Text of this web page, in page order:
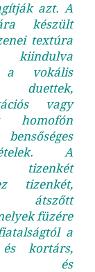
azt. A
készült
textúra
kiindulva
a vokális
vagy
homofón
A
tizenkét
tizenkét,
átszőtt
füzére
a
kortárs,
és